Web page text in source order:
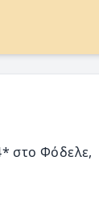
στο Φόδελε,